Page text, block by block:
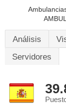
Análisis
Servidores